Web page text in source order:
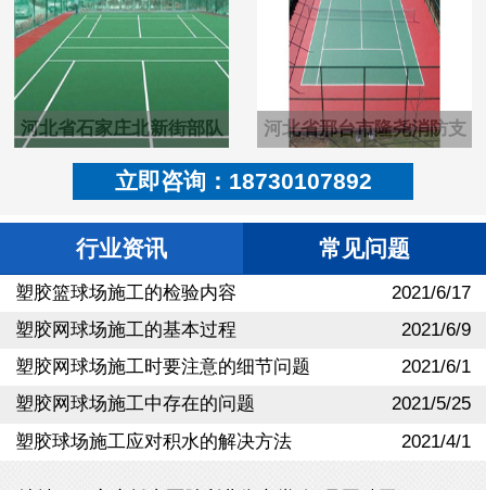
河北省石家庄北新街部队
塑胶pu羽毛球场
河北省邢台市隆尧消防支
队硬地丙烯酸篮球场
立即咨询：18730107892
行业资讯 常见问题
2021/6/17
塑胶篮球场施工的检验内容
2021/6/9
塑胶网球场施工的基本过程
2021/6/1
塑胶网球场施工时要注意的细节问题
2021/5/25
塑胶网球场施工中存在的问题
2021/4/1
塑胶球场施工应对积水的解决方法